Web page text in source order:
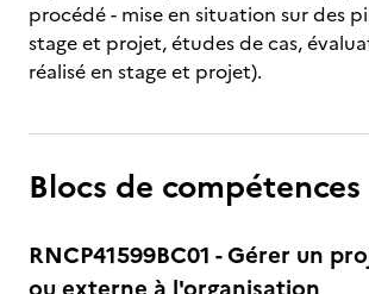
procédé - mise en situation sur des
stage et projet, études de cas,
réalisé en stage et projet).
Blocs de compétences
RNCP41599BC01 - Gérer un